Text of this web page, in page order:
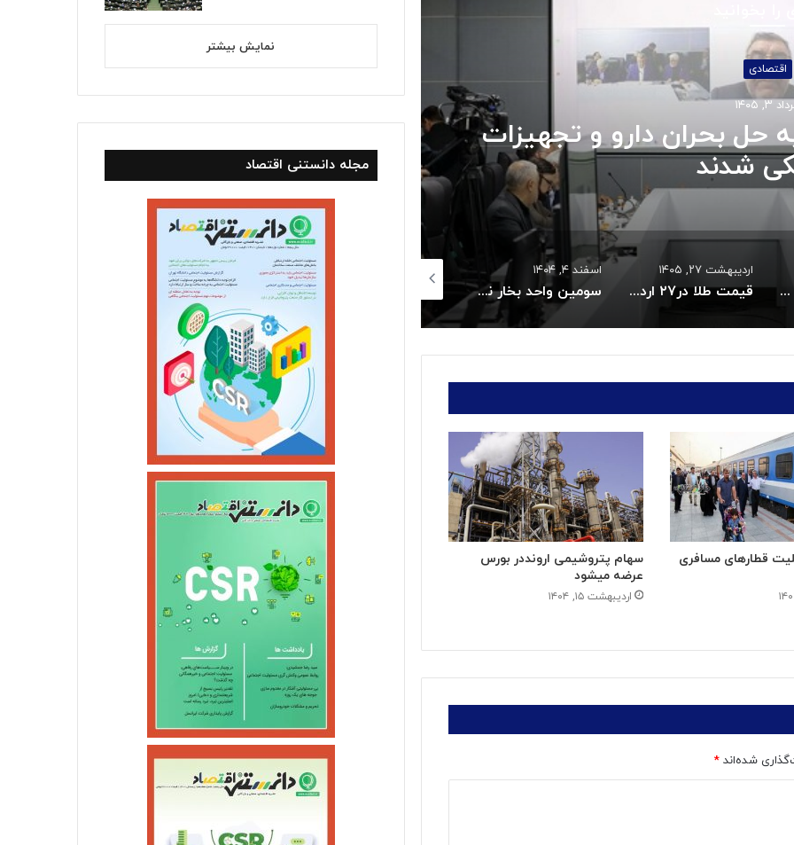
اقتصادی
۳, ۱۴۰۵
بحران دارو و تجهیزات
شدند
تامین کالا و کنترل قیمت هااز
تامین کالا و کنترل قیمت هااز راهبردهای اصلی دولت است
اردیبهشت ۲۷, ۱۴۰۵
قیمت طلا در۲۷ اردیبهشت ۱۴۰۵
اسفند ۴, ۱۴۰۴
سومین واحد بخار نیروگاه عسلویه در آستانه اتصال به شبکه
اسفند ۴, ۱۴۰۴ اسفند ۴, ۱۴۰۴
انقلاب در زیرساخت‌های انرژی؛ بهره‌برداری از ۸۰۰ کیلومتر خط لوله گاز در ۱۴۰۴
قطارهای مسافری
سهام پتروشیمی ارونددر بورس
عرضه میشود
اردیبهشت ۱۵, ۱۴۰۴
شده‌اند *
نمایش بیشتر
مجله دانستنی اقتصاد